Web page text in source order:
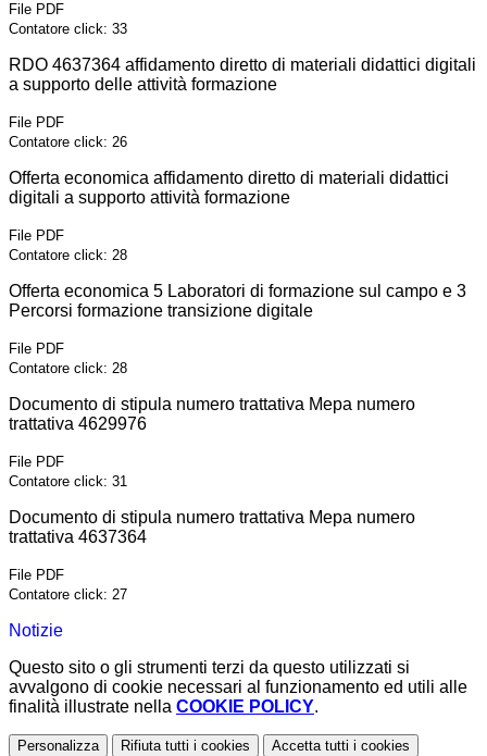
File PDF
Contatore click: 33
RDO 4637364 affidamento diretto di materiali didattici digitali
a supporto delle attività formazione
File PDF
Contatore click: 26
Offerta economica affidamento diretto di materiali didattici
digitali a supporto attività formazione
File PDF
Contatore click: 28
Offerta economica 5 Laboratori di formazione sul campo e 3
Percorsi formazione transizione digitale
File PDF
Contatore click: 28
Documento di stipula numero trattativa Mepa numero
trattativa 4629976
File PDF
Contatore click: 31
Documento di stipula numero trattativa Mepa numero
trattativa 4637364
File PDF
Contatore click: 27
Notizie
Questo sito o gli strumenti terzi da questo utilizzati si
avvalgono di cookie necessari al funzionamento ed utili alle
finalità illustrate nella COOKIE POLICY.
Personalizza Rifiuta tutti i cookies Accetta tutti i cookies